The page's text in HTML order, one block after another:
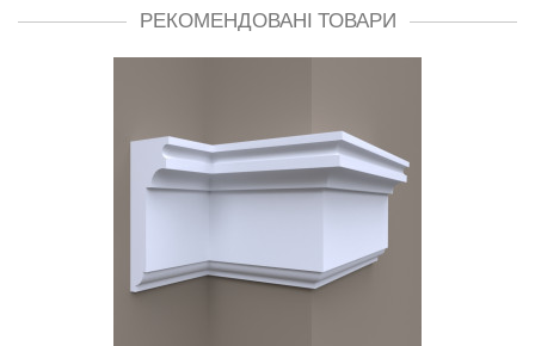
РЕКОМЕНДОВАНІ ТОВАРИ